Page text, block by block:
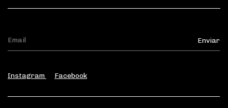
Instagram Facebook